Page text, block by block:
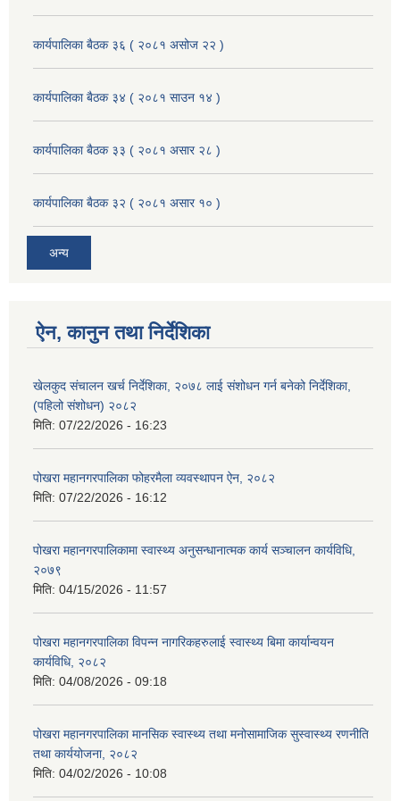
कार्यपालिका बैठक ३६ ( २०८१ असोज २२ )
कार्यपालिका बैठक ३४ ( २०८१ साउन १४ )
कार्यपालिका बैठक ३३ ( २०८१ असार २८ )
कार्यपालिका बैठक ३२ ( २०८१ असार १० )
अन्य
ऐन, कानुन तथा निर्देशिका
खेलकुद संचालन खर्च निर्देशिका, २०७८ लाई संशोधन गर्न बनेको निर्देशिका,
(पहिलो संशोधन) २०८२
मिति: 07/22/2026 - 16:23
पोखरा महानगरपालिका फोहरमैला व्यवस्थापन ऐन, २०८२
मिति: 07/22/2026 - 16:12
पोखरा महानगरपालिकामा स्वास्थ्य अनुसन्धानात्मक कार्य सञ्चालन कार्यविधि,
२०७९
मिति: 04/15/2026 - 11:57
पोखरा महानगरपालिका विपन्न नागरिकहरुलाई स्वास्थ्य बिमा कार्यान्वयन
कार्यविधि, २०८२
मिति: 04/08/2026 - 09:18
पोखरा महानगरपालिका मानसिक स्वास्थ्य तथा मनोसामाजिक सुस्वास्थ्य रणनीति
तथा कार्ययोजना, २०८२
मिति: 04/02/2026 - 10:08